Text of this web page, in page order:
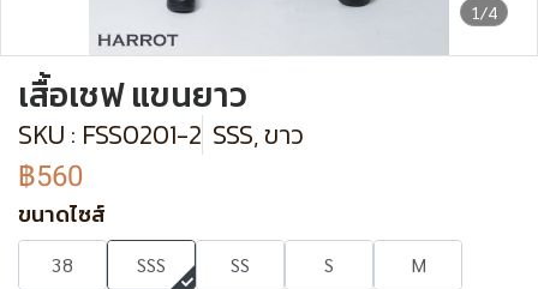
1/4
เสื้อเชฟ แขนยาว
SKU : FSS0201-2 SSS, ขาว
฿560
ขนาดไซส์
38 SSS SS S
M